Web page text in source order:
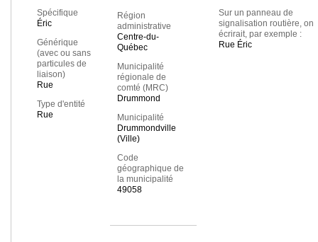
Spécifique
Éric
Générique
(avec ou sans
particules de
liaison)
Rue
Type d'entité
Rue
Région
administrative
Centre-du-
Québec
Municipalité
régionale de
comté (MRC)
Drummond
Municipalité
Drummondville
(Ville)
Code
géographique de
la municipalité
49058
Sur un panneau de
signalisation routière, on
écrirait, par exemple :
Rue Éric